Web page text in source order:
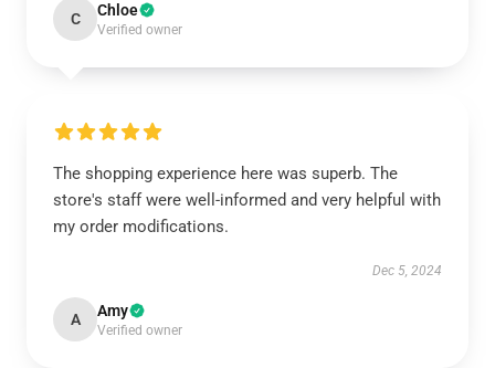
C Chloe
Verified owner
The shopping experience here was superb. The
store's staff were well-informed and very helpful with
my order modifications.
Dec 5, 2024
A Amy
Verified owner